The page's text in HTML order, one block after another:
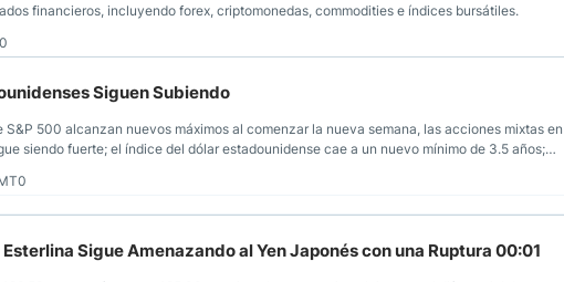
financieros, incluyendo forex, criptomonedas, commodities e índices bursátiles.
Siguen Subiendo
500 alcanzan nuevos máximos al comenzar la nueva semana, las acciones mixtas en
siendo fuerte; el índice del dólar estadounidense cae a un nuevo mínimo de 3.5 años;
digitales, trabaja para un acuerdo con EE. UU. antes del 21 de julio.
Sigue Amenazando al Yen Japonés con una Ruptura 00:01